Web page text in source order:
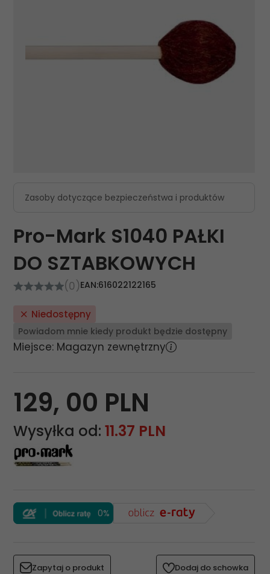
Zasoby dotyczące bezpieczeństwa i produktów
Pro-Mark S1040 PAŁKI
DO SZTABKOWYCH
(0)EAN:616022122165
Niedostępny
Powiadom mnie kiedy produkt będzie dostępny
Miejsce: Magazyn zewnętrzny
129, 00 PLN
Wysyłka od: 11.37 PLN
0%
Zapytaj o produkt Dodaj do schowka